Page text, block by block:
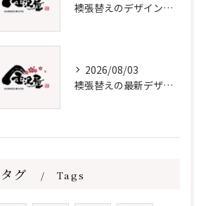
襖張替えのデザインと選び方徹底解説
2026/08/03
襖張替えの最新デザインとメンテナンス術
タグ Tags